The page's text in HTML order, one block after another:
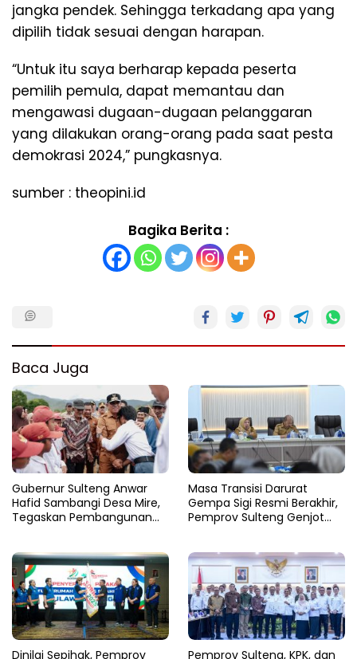
jangka pendek. Sehingga terkadang apa yang
dipilih tidak sesuai dengan harapan.
“Untuk itu saya berharap kepada peserta
pemilih pemula, dapat memantau dan
mengawasi dugaan-dugaan pelanggaran
yang dilakukan orang-orang pada saat pesta
demokrasi 2024,” pungkasnya.
sumber : theopini.id
Bagika Berita :
Baca Juga
Gubernur Sulteng Anwar
Hafid Sambangi Desa Mire,
Tegaskan Pembangunan
Masa Transisi Darurat
Gempa Sigi Resmi Berakhir,
Pemprov Sulteng Genjot
Dinilai Sepihak, Pemprov Pemprov Sulteng, KPK, dan